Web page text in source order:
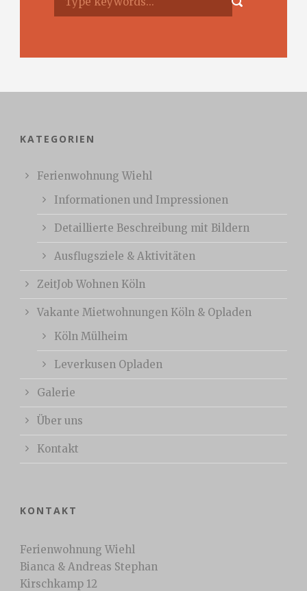
KATEGORIEN
Ferienwohnung Wiehl
Informationen und Impressionen
Detaillierte Beschreibung mit Bildern
Ausflugsziele & Aktivitäten
ZeitJob Wohnen Köln
Vakante Mietwohnungen Köln & Opladen
Köln Mülheim
Leverkusen Opladen
Galerie
Über uns
Kontakt
KONTAKT
Ferienwohnung Wiehl
Bianca & Andreas Stephan
Kirschkamp 12